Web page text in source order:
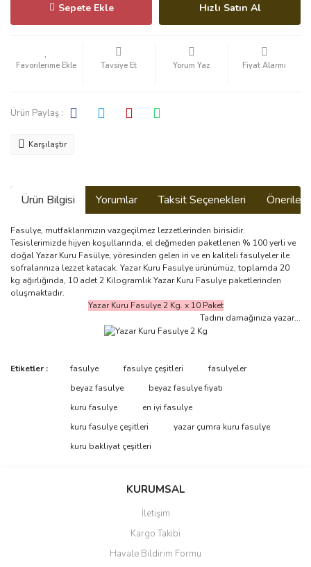
Sepete Ekle Hızlı Satın Al
Tavsiye Et Yorum Yaz Fiyat Alarmı
Ürün Paylaş :
Karşılaştır
Ürün Bilgisi Yorumlar Taksit Seçenekleri
Fasulye, mutfaklarımızın vazgeçilmez lezzetlerinden birisidir.
Tesislerimizde hijyen koşullarında, el değmeden paketlenen % 100 yerli ve
doğal Yazar Kuru Fasülye, yöresinden gelen iri ve en kaliteli fasulyeler ile
sofralarınıza lezzet katacak. Yazar Kuru Fasulye ürünümüz, toplamda 20
kg ağırlığında, 10 adet 2 Kilogramlık Yazar Kuru Fasulye paketlerinden
oluşmaktadır.
Yazar Kuru Fasulye 2 Kg. x 10 Paket
Tadını damağınıza yazar...
Bu ürüne ilk yorumu siz yapın!
Yorum Yaz
Bu ürünün fiyat bilgisi, resim, ürün açıklamalarında ve diğer
tarafımıza iletebilirsiniz.
Görüş ve önerileriniz için teşekkür ederiz.
Ürün resmi kalitesiz, bozuk veya görüntülenemiyor.
Bu ürüne benzer farklı alternatifler olmalı.
Etiketler : fasulye fasulye çeşitleri
fasulyeler
beyaz fasulye
beyaz fasulye fiyatı
kuru fasulye
en iyi fasulye
kuru fasulye çeşitleri
yazar çumra kuru fasulye
kuru bakliyat çeşitleri
KURUMSAL
İletişim
Kargo Takibi
Havale Bildirim Formu